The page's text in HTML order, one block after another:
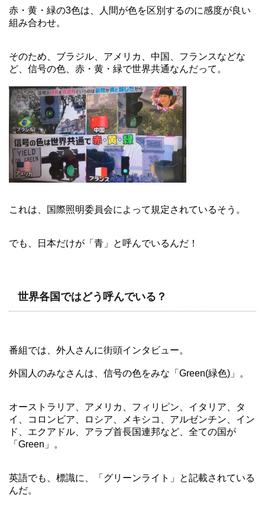
赤・黄・緑の3色は、人間が色を区別するのに感度が良い
組み合わせ。
そのため、ブラジル、アメリカ、中国、フランスなどな
ど、信号の色、赤・黄・緑で世界共通なんだって。
これは、国際照明委員会によって規定されているそう。
でも、日本だけが「青」と呼んでいるんだ！
世界各国ではどう呼んでいる？
番組では、外人さんに街頭インタビュー。
外国人のみなさんは、信号の色をみな「Green(緑色)」。
オーストラリア、アメリカ、フィリピン、イタリア、タ
イ、コロンビア、ロシア、メキシコ、アルゼンチン、イン
ド、エクアドル、アラブ首長国連邦など、全ての国が
「Green」。
英語でも、標識に、「グリーンライト」と記載されている
んだ。